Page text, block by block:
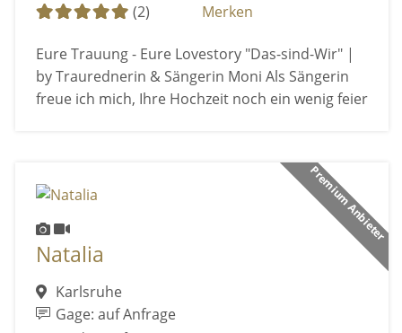
(2)
Merken
Eure Trauung - Eure Lovestory "Das-sind-Wir" |
by Traurednerin & Sängerin Moni Als Sängerin
freue ich mich, Ihre Hochzeit noch ein wenig feier
Premium Anbieter
Natalia
Karlsruhe
Gage: auf Anfrage